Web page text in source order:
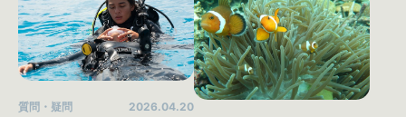
質問・疑問 2026.04.20